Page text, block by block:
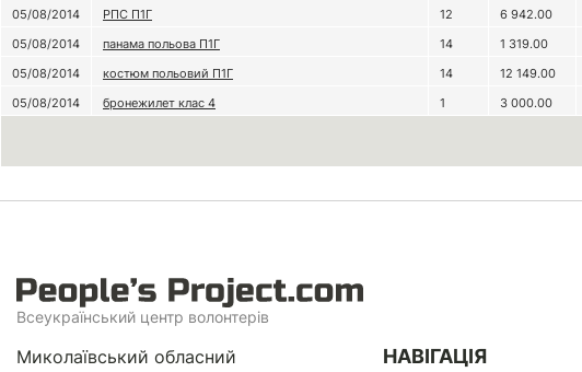
05/08/2014
РПС П1Г 12 6 942.00
05/08/2014
панама польова П1Г 14 1 319.00
05/08/2014
костюм польовий П1Г 14 12 149.00
05/08/2014
бронежилет клас 4 1 3 000.00
Всеукраїнський центр волонтерів
Миколаївський обласний
НАВІГАЦІЯ